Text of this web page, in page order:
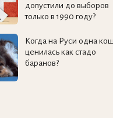
допустили до выборов
только в 1990 году?
Когда на Руси одна
ценилась как стадо
баранов?